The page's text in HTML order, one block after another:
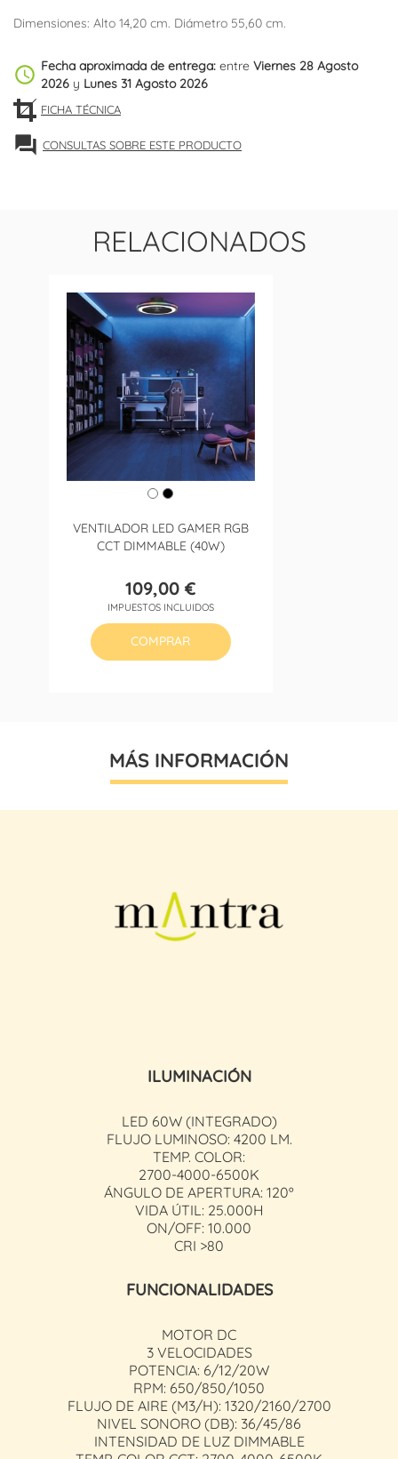
Dimensiones: Alto 14,20 cm. Diámetro 55,60 cm.
schedule Fecha aproximada de entrega: entre Viernes 28 Agosto
2026 y Lunes 31 Agosto 2026
FICHA TÉCNICA
forum CONSULTAS SOBRE ESTE PRODUCTO
RELACIONADOS
VENTILADOR LED GAMER RGB
CCT DIMMABLE (40W)
Precio
109,00 €
IMPUESTOS INCLUIDOS
COMPRAR
MÁS INFORMACIÓN
ILUMINACIÓN
LED 60W (INTEGRADO)
FLUJO LUMINOSO: 4200 LM.
TEMP. COLOR:
2700-4000-6500K
ÁNGULO DE APERTURA: 120º
VIDA ÚTIL: 25.000H
ON/OFF: 10.000
CRI >80
FUNCIONALIDADES
MOTOR DC
3 VELOCIDADES
POTENCIA: 6/12/20W
RPM: 650/850/1050
FLUJO DE AIRE (M3/H): 1320/2160/2700
NIVEL SONORO (DB): 36/45/86
INTENSIDAD DE LUZ DIMMABLE